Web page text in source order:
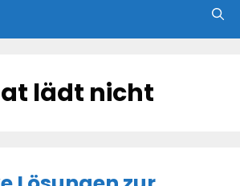
lädt nicht